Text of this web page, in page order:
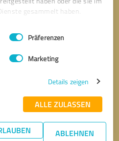
gesammelt haben.
Präferenzen
Marketing
Details zeigen
ALLE ZULASSEN
ABLEHNEN
* Erforderliche Angaben
senden